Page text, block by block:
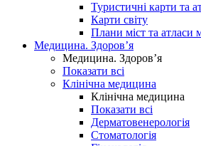
Туристичні карти та
Карти світу
Плани міст та атласи
Медицина. Здоров’я
Медицина. Здоров’я
Показати всі
Клінічна медицина
Клінічна медицина
Показати всі
Дерматовенерологія
Стоматологія